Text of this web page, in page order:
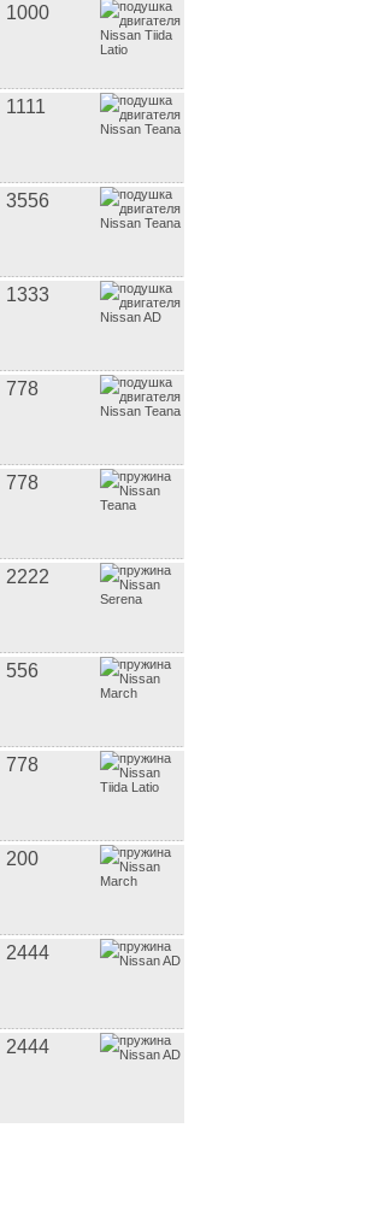
1000
1111
3556
1333
778
778
2222
556
778
200
2444
2444